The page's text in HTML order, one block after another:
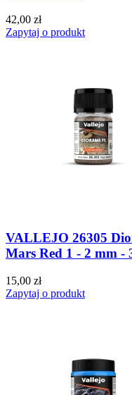
42,00 zł
Zapytaj o produkt
VALLEJO 26305
Mars Red 1 - 2 mm -
15,00 zł
Zapytaj o produkt